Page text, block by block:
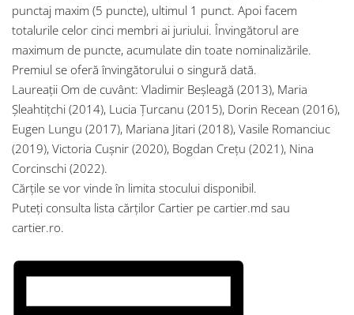
punctaj maxim (5 puncte), ultimul 1 punct. Apoi facem
totalurile celor cinci membri ai juriului. Învingătorul are
maximum de puncte, acumulate din toate nominalizările.
Premiul se oferă învingătorului o singură dată.
Laureații Om de cuvânt: Vladimir Beșleagă (2013), Maria
Șleahtițchi (2014), Lucia Țurcanu (2015), Dorin Recean (2016),
Eugen Lungu (2017), Mariana Jitari (2018), Vasile Romanciuc
(2019), Victoria Cușnir (2020), Bogdan Crețu (2021), Nina
Corcinschi (2022).
Cărțile se vor vinde în limita stocului disponibil.
Puteți consulta lista cărților Cartier pe cartier.md sau
cartier.ro.